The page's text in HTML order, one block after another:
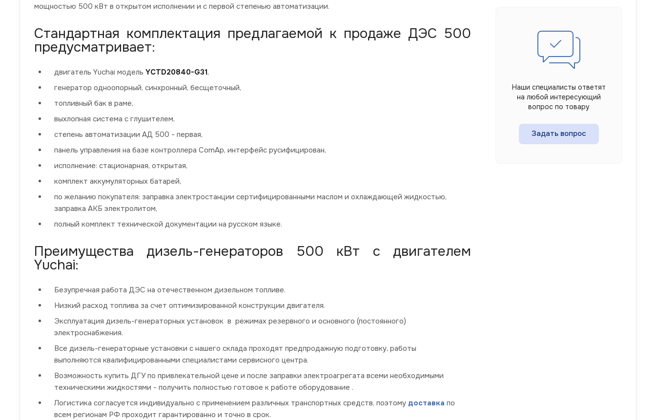
мощностью 500 кВт в открытом исполнении и с первой степенью автоматизации.
Стандартная комплектация предлагаемой к продаже ДЭС 500
предусматривает:
двигатель Yuchai модель YCTD20840-G31,
генератор одноопорный, синхронный, бесщеточный,
топливный бак в раме,
выхлопная система с глушителем,
степень автоматизации АД 500 - первая,
панель управления на базе контроллера ComAp, интерфейс русифицирован,
исполнение: стационарная, открытая,
комплект аккумуляторных батарей,
по желанию покупателя: заправка электростанции сертифицированными маслом и охлаждающей жидкостью,
заправка АКБ электролитом,
полный комплект технической документации на русском языке.
Преимущества дизель-генераторов 500 кВт с двигателем
Yuchai:
Безупречная работа ДЭС на отечественном дизельном топливе.
Низкий расход топлива за счет оптимизированной конструкции двигателя.
Эксплуатация дизель-генераторных установок в режимах резервного и основного (постоянного)
электроснабжения.
Все дизель-генераторные установки с нашего склада проходят предпродажную подготовку, работы
выполняются квалифицированными специалистами сервисного центра.
Возможность купить ДГУ по привлекательной цене и после заправки электроагрегата всеми необходимыми
техническими жидкостями - получить полностью готовое к работе оборудование .
Логистика согласуется индивидуально с применением различных транспортных средств, поэтому доставка по
всем регионам РФ проходит гарантированно и точно в срок.
Наши специалисты ответят
на любой интересующий
вопрос по товару
Задать вопрос